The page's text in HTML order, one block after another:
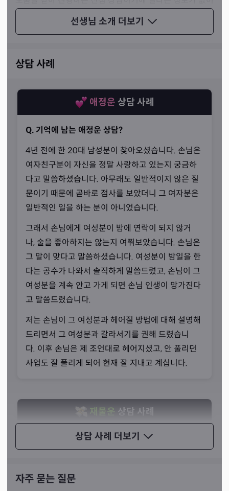
선생님 소개 더보기
도 손님에게 먼저 점사를 읊어 드리고, 먼저 문제점을 짚어
주실 수 있습니다.
믿음을 가져야 하는 이유
“먼저 합의를 한 이후 내려 주시기 때문입니다.”
선생님께서는 공수를 믿고 따라 주시기를 간청하셨습니
다. 조상님과 신령님이 먼저 이야기를 나누고 합의를 본 이
후 내려주는 공수는 일반인이 생각하기에 조금 이상해 보일
는 빠르게 해결된다고 강조하셨습니다.
상담 사례 더보기
상담 사례
애정운 상담 사례
Q. 기억에 남는 애정운 상담?
4년 전에 한 20대 남성분이 찾아오셨습니다. 손님은
여자친구분이 자신을 정말 사랑하고 있는지 궁금하
다고 말씀하셨습니다. 아무래도 일반적이지 않은 질
문이기 때문에 곧바로 점사를 보았더니 그 여자분은
일반적인 일을 하는 분이 아니었습니다.
그래서 손님에게 여성분이 밤에 연락이 되지 않거
나, 술을 좋아하지는 않는지 여쭤보았습니다. 손님은
그 말이 맞다고 말씀하셨습니다. 여성분이 밤일을 한
다는 공수가 나와서 솔직하게 말씀드렸고, 손님이 그
여성분을 계속 안고 가게 되면 손님 인생이 망가진다
고 말씀드렸습니다.
저는 손님이 그 여성분과 헤어질 방법에 대해 설명해
드리면서 그 여성분과 갈라서기를 권해 드렸습니
다. 이후 손님은 제 조언대로 헤어지셨고, 안 풀리던
사업도 잘 풀리게 되어 현재 잘 지내고 계십니다.
재물운 상담 사례
Q. 기억에 남는 재물운 상담?
수회사를 운영하고 계신 대표님이셨습니다. 인근에
자주 묻는 질문